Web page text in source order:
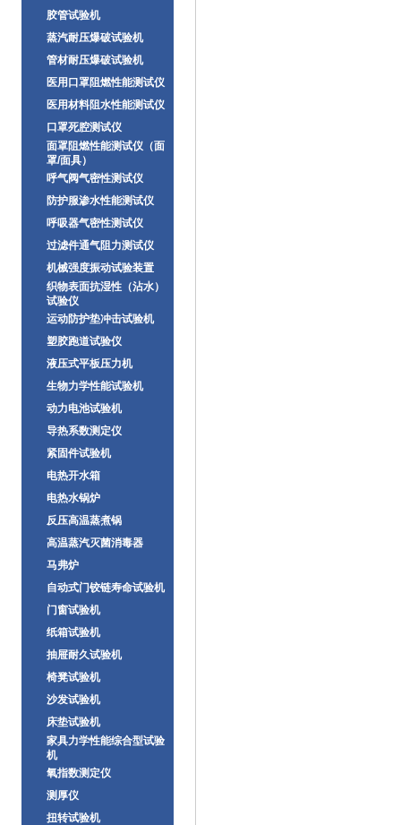
胶管试验机
蒸汽耐压爆破试验机
管材耐压爆破试验机
医用口罩阻燃性能测试仪
医用材料阻水性能测试仪
口罩死腔测试仪
面罩阻燃性能测试仪（面
罩/面具）
呼气阀气密性测试仪
防护服渗水性能测试仪
呼吸器气密性测试仪
过滤件通气阻力测试仪
机械强度振动试验装置
织物表面抗湿性（沾水）
试验仪
运动防护垫冲击试验机
塑胶跑道试验仪
液压式平板压力机
生物力学性能试验机
动力电池试验机
导热系数测定仪
紧固件试验机
电热开水箱
电热水锅炉
反压高温蒸煮锅
高温蒸汽灭菌消毒器
马弗炉
自动式门铰链寿命试验机
门窗试验机
纸箱试验机
抽屉耐久试验机
椅凳试验机
沙发试验机
床垫试验机
家具力学性能综合型试验
机
氧指数测定仪
测厚仪
扭转试验机